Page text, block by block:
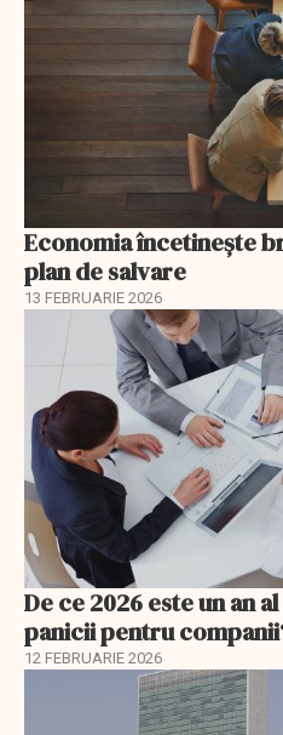
Economia încetinește
plan de salvare
13 FEBRUARIE 2026
De ce 2026 este un an
panicii pentru
12 FEBRUARIE 2026